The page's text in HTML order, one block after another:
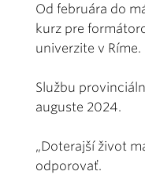
Od februára do
kurz pre
univerzite v Ríme.
Službu
auguste 2024.
„Doterajší život
odporovať.